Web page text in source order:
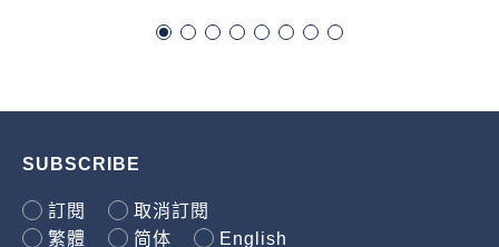
SUBSCRIBE
訂閱
取消訂閱
繁體
简体 English